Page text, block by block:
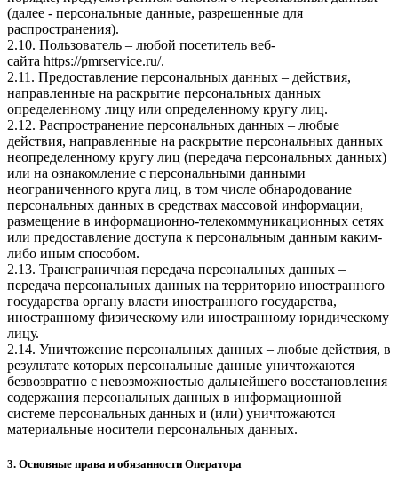
(далее - персональные данные, разрешенные для
распространения).
2.10. Пользователь – любой посетитель веб-
сайта https://pmrservice.ru/.
2.11. Предоставление персональных данных – действия,
направленные на раскрытие персональных данных
определенному лицу или определенному кругу лиц.
2.12. Распространение персональных данных – любые
действия, направленные на раскрытие персональных данных
неопределенному кругу лиц (передача персональных данных)
или на ознакомление с персональными данными
неограниченного круга лиц, в том числе обнародование
персональных данных в средствах массовой информации,
размещение в информационно-телекоммуникационных сетях
или предоставление доступа к персональным данным каким-
либо иным способом.
2.13. Трансграничная передача персональных данных –
передача персональных данных на территорию иностранного
государства органу власти иностранного государства,
иностранному физическому или иностранному юридическому
лицу.
2.14. Уничтожение персональных данных – любые действия, в
результате которых персональные данные уничтожаются
безвозвратно с невозможностью дальнейшего восстановления
содержания персональных данных в информационной
системе персональных данных и (или) уничтожаются
материальные носители персональных данных.
3. Основные права и обязанности Оператора